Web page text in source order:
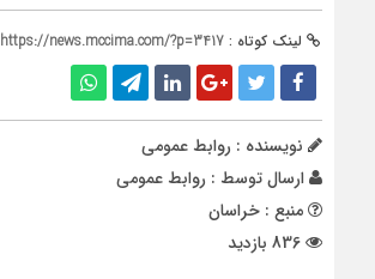
لینک کوتاه : https://news.mccima.com/?p=3417
نویسنده : روابط عمومی
ارسال توسط : روابط عمومی
منبع : خراسان